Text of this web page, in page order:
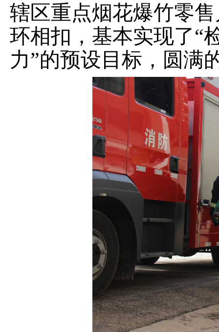
辖区重点烟花爆竹零
环相扣， 基本实现了“
力”的预设目标 ，圆满